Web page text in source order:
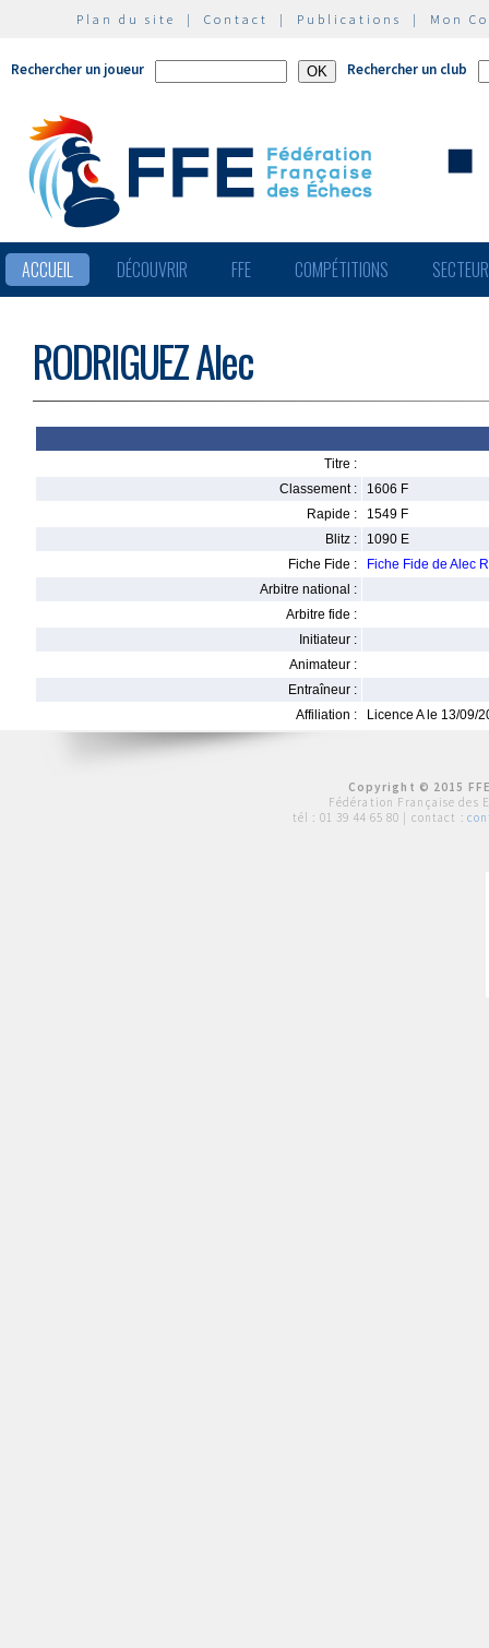
Plan du site | Contact | Publications | Mon
Rechercher un joueur Rechercher un club
ACCUEIL DÉCOUVRIR FFE COMPÉTITIONS
RODRIGUEZ Alec
Titre :
Classement :
1606 F
Rapide :
1549 F
Blitz :
1090 E
Fiche Fide :
Fiche Fide de Alec
Arbitre national :
Arbitre fide :
Initiateur :
Animateur :
Entraîneur :
Affiliation :
Licence A le 13/09/
Copyright © 2015
Fédération Française des
tél : 01 39 44 65 80 | contact :